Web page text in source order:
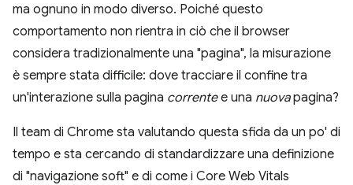
ma ognuno in modo diverso. Poiché questo
comportamento non rientra in ciò che il browser
considera tradizionalmente una "pagina", la misurazione
è sempre stata difficile: dove tracciare il confine tra
un'interazione sulla pagina correntee una nuovapagina?
Il team di Chrome sta valutando questa sfida da un po' di
tempo e sta cercando di standardizzare una definizione
di "navigazione soft" e di come i Core Web Vitals